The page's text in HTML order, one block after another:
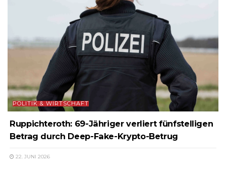
POLITIK & WIRTSCHAFT
Ruppichteroth: 69-Jähriger verliert fünfstelligen
Betrag durch Deep-Fake-Krypto-Betrug
22. JUNI 2026